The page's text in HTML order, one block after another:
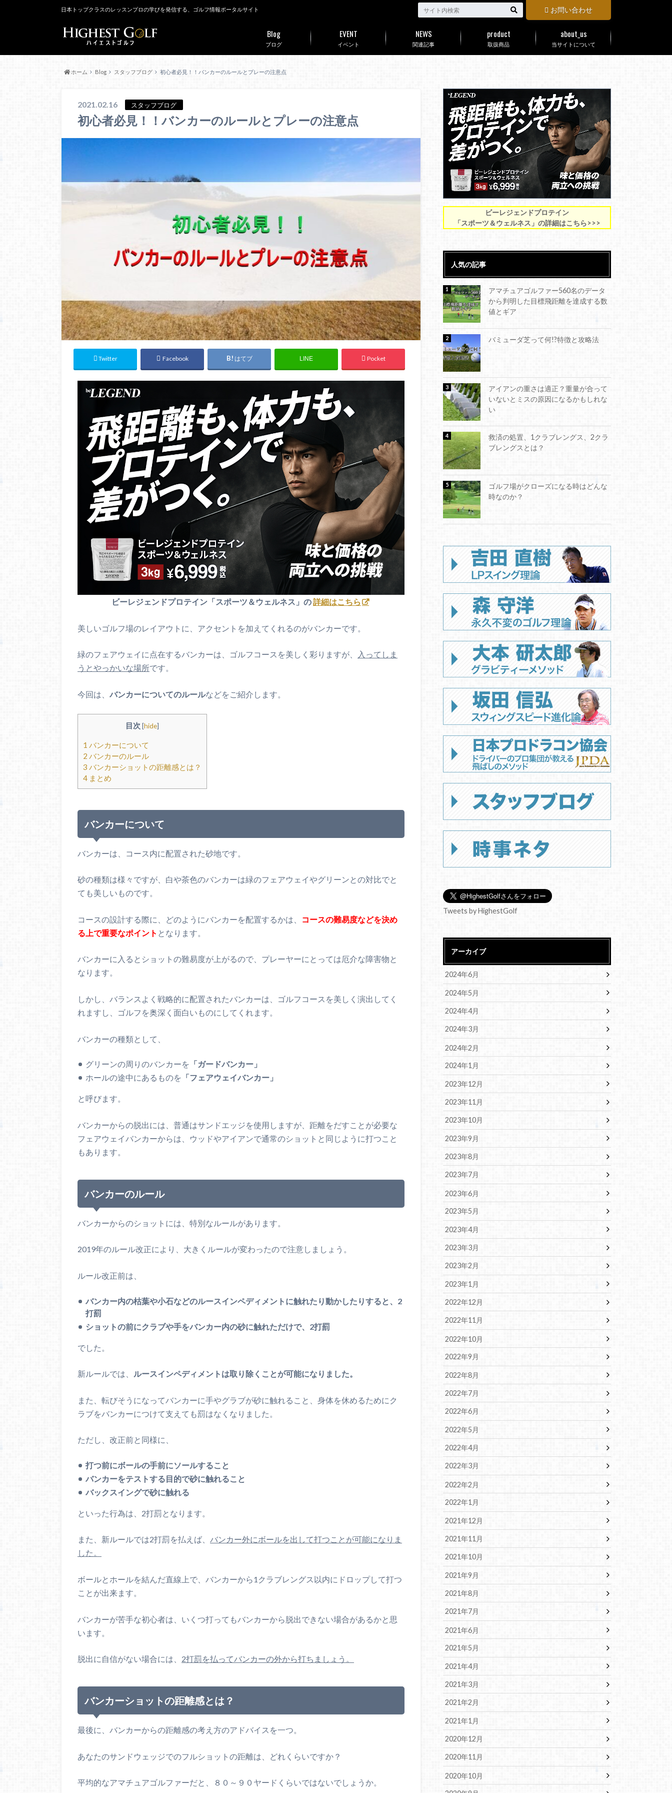
日本トップクラスのレッスンプロの学びを発信する、ゴルフ情報ポータルサイト お問い合わせ
ブログ
Blog
イベント
EVENT
関連記事
NEWS
取扱商品
product
当サイトについて
about_us
ホーム Blog スタッフブログ 初心者必見！！バンカーのルールとプレーの注意点
2021.02.16 スタッフブログ
初心者必見！！バンカーのルールとプレーの注意点
Twitter Facebook はてブ LINE Pocket
ビーレジェンドプロテイン「スポーツ＆ウェルネス」の詳細はこちら
美しいゴルフ場のレイアウトに、アクセントを加えてくれるのがバンカーです。
緑のフェアウェイに点在するバンカーは、ゴルフコースを美しく彩りますが、
入ってしま
うとやっかいな場所です。
今回は、 バンカーについてのルールなどをご紹介します。
目次 [hide]
1 バンカーについて
2 バンカーのルール
3 バンカーショットの距離感とは？
4 まとめ
バンカーについて
バンカーは、コース内に配置された砂地です。
砂の種類は様々ですが、白や茶色のバンカーは緑のフェアウェイやグリーンとの対比でと
ても美しいものです。
コースの設計する際に、どのようにバンカーを配置するかは、
コースの難易度などを決め
る上で重要なポイント となります。
バンカーに入るとショットの難易度が上がるので、プレーヤーにとっては厄介な障害物と
なります。
しかし、バランスよく戦略的に配置されたバンカーは、ゴルフコースを美しく演出してく
れますし、ゴルフを奥深く面白いものにしてくれます。
バンカーの種類として、
グリーンの周りのバンカーを 「ガードバンカー」
ホールの途中にあるものを 「フェアウェイバンカー」
と呼びます。
バンカーからの脱出には、普通はサンドエッジを使用しますが、距離をだすことが必要な
フェアウェイバンカーからは、ウッドやアイアンで通常のショットと同じように打つこと
もあります。
バンカーのルール
バンカーからのショットには、特別なルールがあります。
2019年のルール改正により、大きくルールが変わったので注意しましょう。
ルール改正前は、
バンカー内の枯葉や小石などのルースインペディメントに触れたり動かしたりすると、2
打罰
ショットの前にクラブや手をバンカー内の砂に触れただけで、2打罰
でした。
新ルールでは、 ルースインペディメントは取り除くことが可能になりました。
また、転びそうになってバンカーに手やグラブが砂に触れること、身体を休めるためにク
ラブをバンカーにつけて支えても罰はなくなりました。
ただし、改正前と同様に、
打つ前にボールの手前にソールすること
バンカーをテストする目的で砂に触れること
バックスイングで砂に触れる
といった行為は、2打罰となります。
また、新ルールでは2打罰を払えば、 バンカー外にボールを出して打つことが可能になりま
した。
ボールとホールを結んだ直線上で、バンカーから1クラブレングス以内にドロップして打つ
ことが出来ます。
バンカーが苦手な初心者は、いくつ打ってもバンカーから脱出できない場合があるかと思
います。
脱出に自信がない場合には、 2打罰を払ってバンカーの外から打ちましょう。
バンカーショットの距離感とは？
最後に、バンカーからの距離感の考え方のアドバイスを一つ。
あなたのサンドウェッジでのフルショットの距離は、どれくらいですか？
平均的なアマチュアゴルファーだと、８０～９０ヤードくらいではないでしょうか。
ビーレジェンドプロテイン
「スポーツ＆ウェルネス」の詳細はこちら>>>
人気の記事
アマチュアゴルファー560名のデータ
から判明した目標飛距離を達成する数
値とギア
バミューダ芝って何!?特徴と攻略法
アイアンの重さは適正？重量が合って
いないとミスの原因になるかもしれな
い
救済の処置、1クラブレングス、2クラ
ブレングスとは？
ゴルフ場がクローズになる時はどんな
時なのか？
Tweets by HighestGolf
アーカイブ
2024年6月
2024年5月
2024年4月
2024年3月
2024年2月
2024年1月
2023年12月
2023年11月
2023年10月
2023年9月
2023年8月
2023年7月
2023年6月
2023年5月
2023年4月
2023年3月
2023年2月
2023年1月
2022年12月
2022年11月
2022年10月
2022年9月
2022年8月
2022年7月
2022年6月
2022年5月
2022年4月
2022年3月
2022年2月
2022年1月
2021年12月
2021年11月
2021年10月
2021年9月
2021年8月
2021年7月
2021年6月
2021年5月
2021年4月
2021年3月
2021年2月
2021年1月
2020年12月
2020年11月
2020年10月